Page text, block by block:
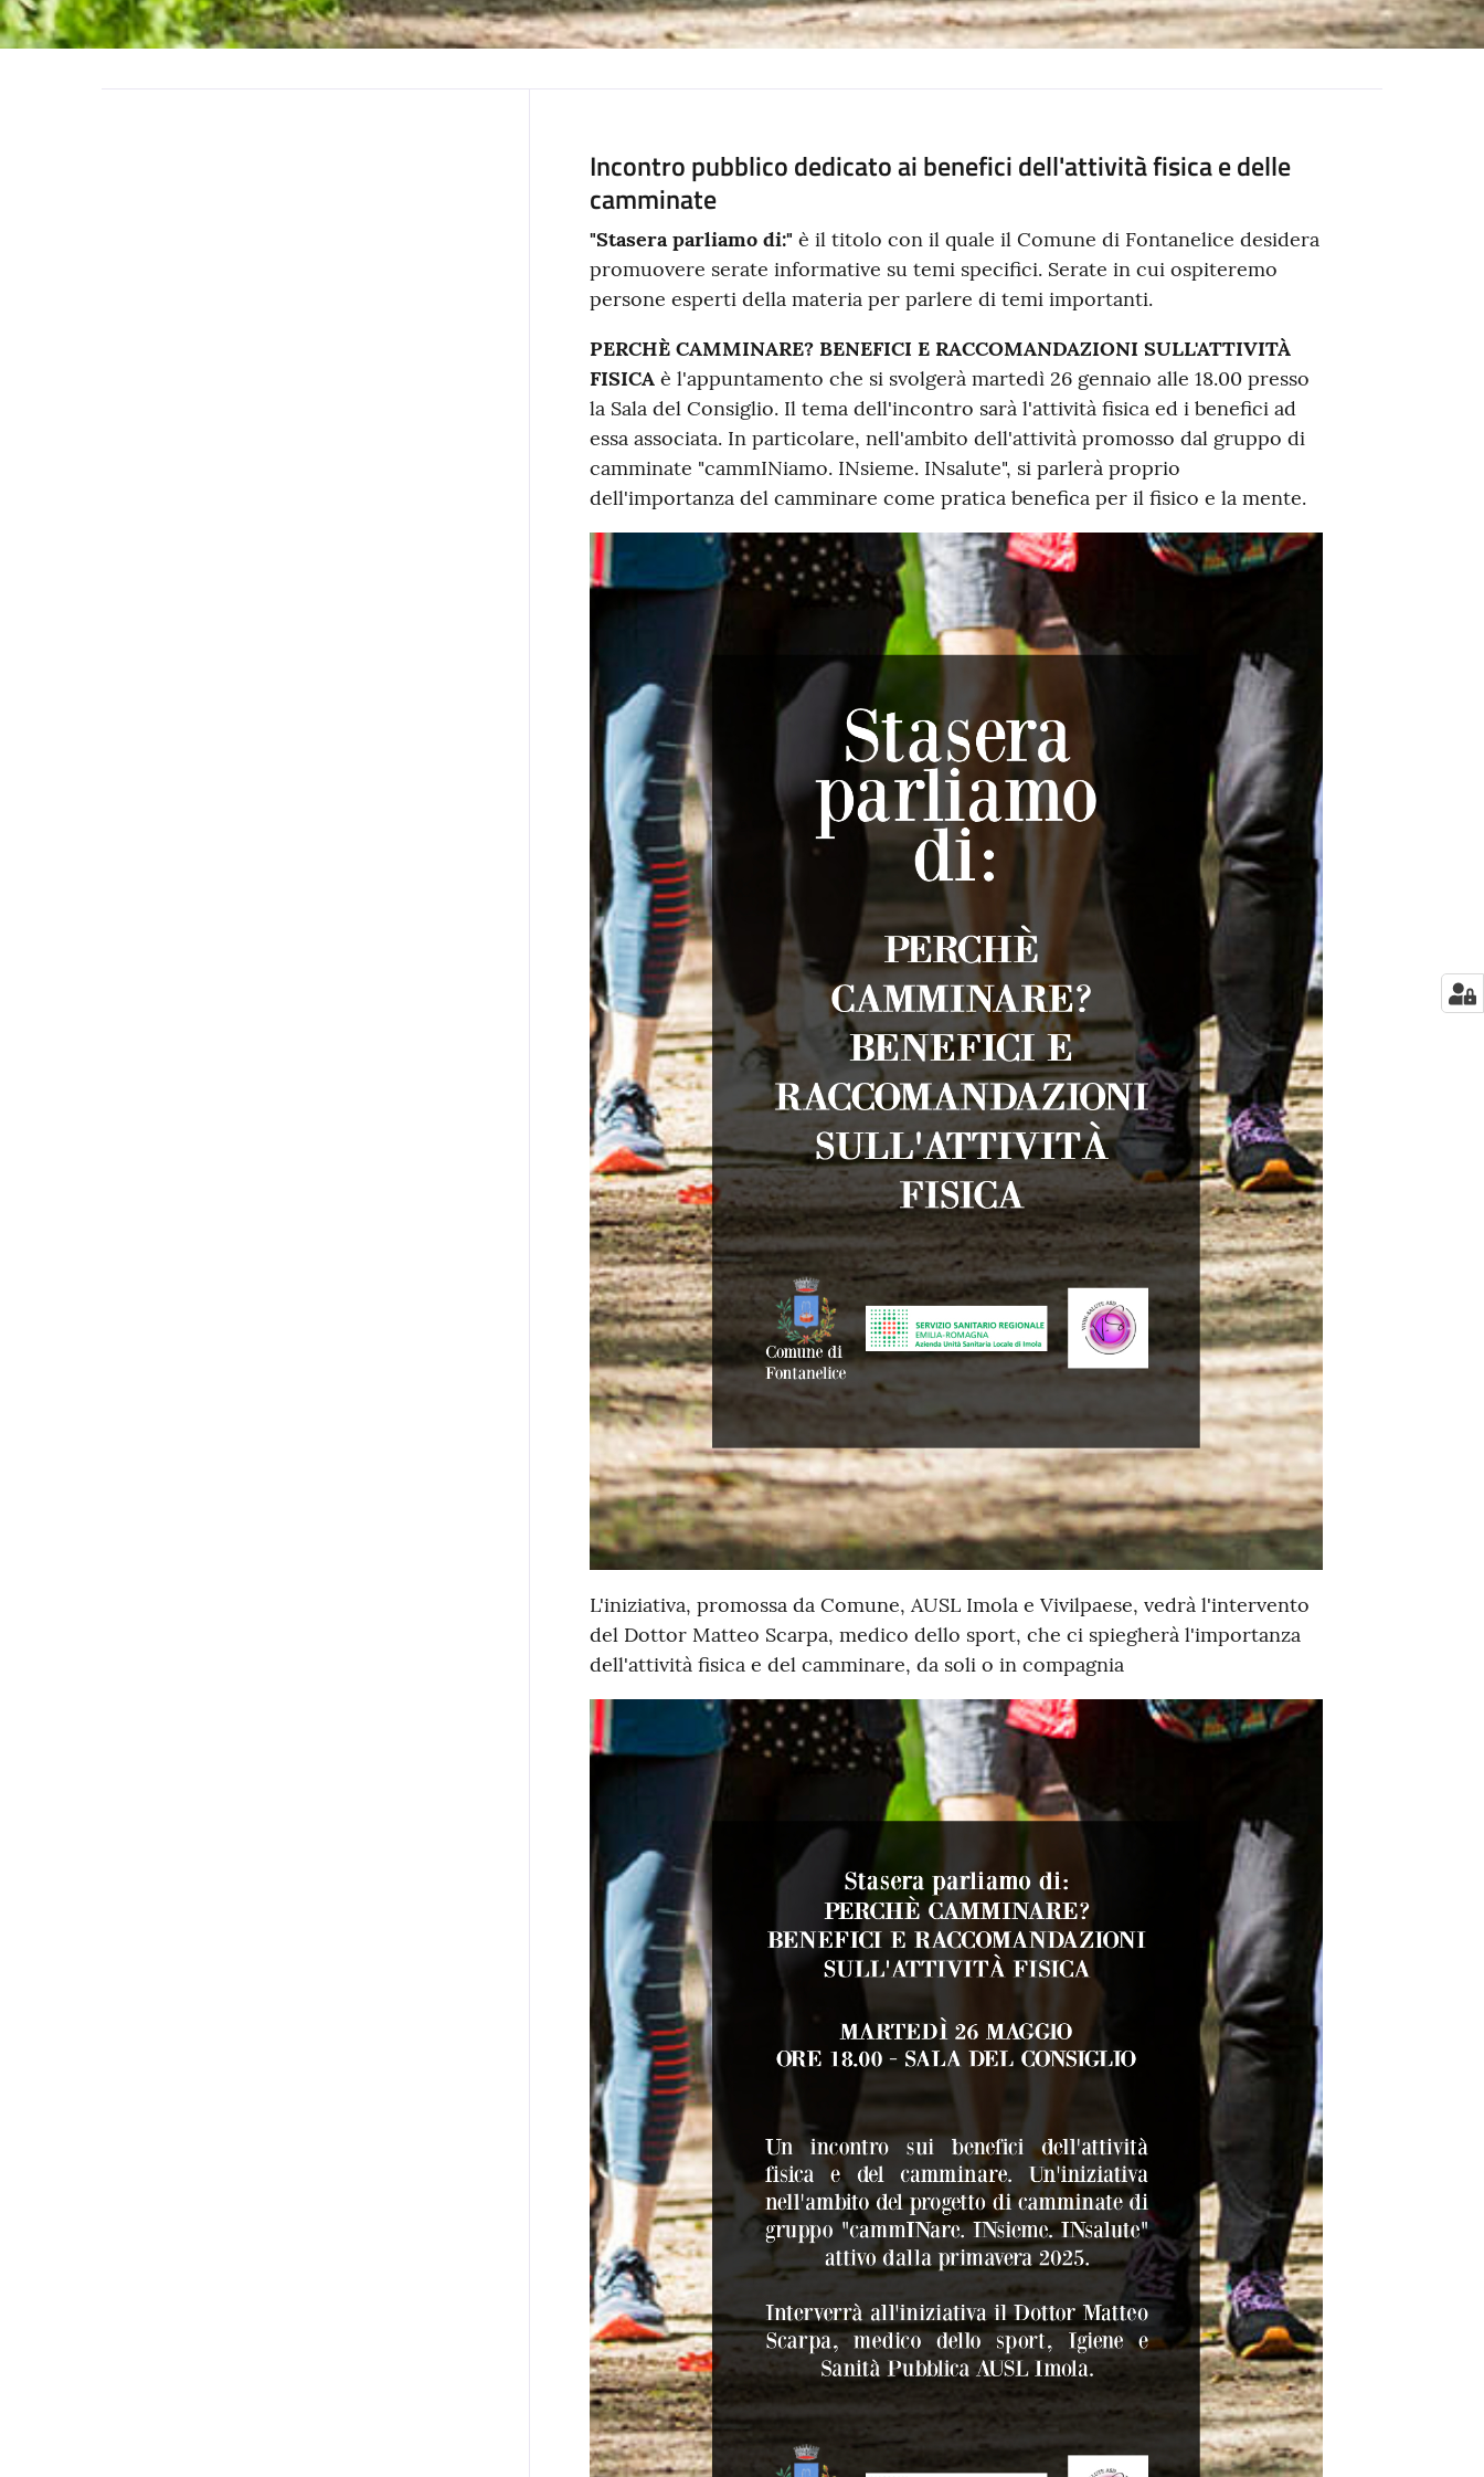
Contenuto
Incontro pubblico dedicato ai benefici dell'attività fisica e delle
camminate
"Stasera parliamo di:" è il titolo con il quale il Comune di Fontanelice desidera
promuovere serate informative su temi specifici. Serate in cui ospiteremo
persone esperti della materia per parlere di temi importanti.
PERCHÈ CAMMINARE? BENEFICI E RACCOMANDAZIONI SULL'ATTIVITÀ
FISICAè l'appuntamento che si svolgerà martedì 26 gennaio alle 18.00 presso
la Sala del Consiglio. Il tema dell'incontro sarà l'attività fisica ed i benefici ad
essa associata. In particolare, nell'ambito dell'attività promosso dal gruppo di
camminate "cammINiamo. INsieme. INsalute", si parlerà proprio
dell'importanza del camminare come pratica benefica per il fisico e la mente.
L'iniziativa, promossa da Comune, AUSL Imola e Vivilpaese, vedrà l'intervento
del Dottor Matteo Scarpa, medico dello sport, che ci spiegherà l'importanza
dell'attività fisica e del camminare, da soli o in compagnia